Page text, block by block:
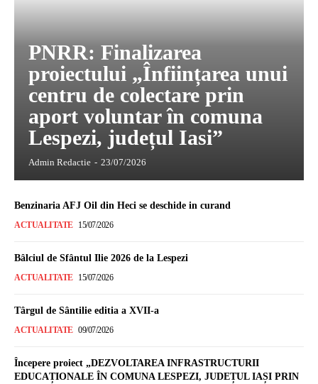
PNRR: Finalizarea
proiectului „Înființarea unui
centru de colectare prin
aport voluntar în comuna
Lespezi, județul Iasi”
Admin Redactie - 23/07/2026
Benzinaria AFJ Oil din Heci se deschide in curand
ACTUALITATE 15/07/2026
Bâlciul de Sfântul Ilie 2026 de la Lespezi
ACTUALITATE 15/07/2026
Târgul de Sântilie editia a XVII-a
ACTUALITATE 09/07/2026
Începere proiect „DEZVOLTAREA INFRASTRUCTURII
EDUCAȚIONALE ÎN COMUNA LESPEZI, JUDEȚUL IAȘI PRIN